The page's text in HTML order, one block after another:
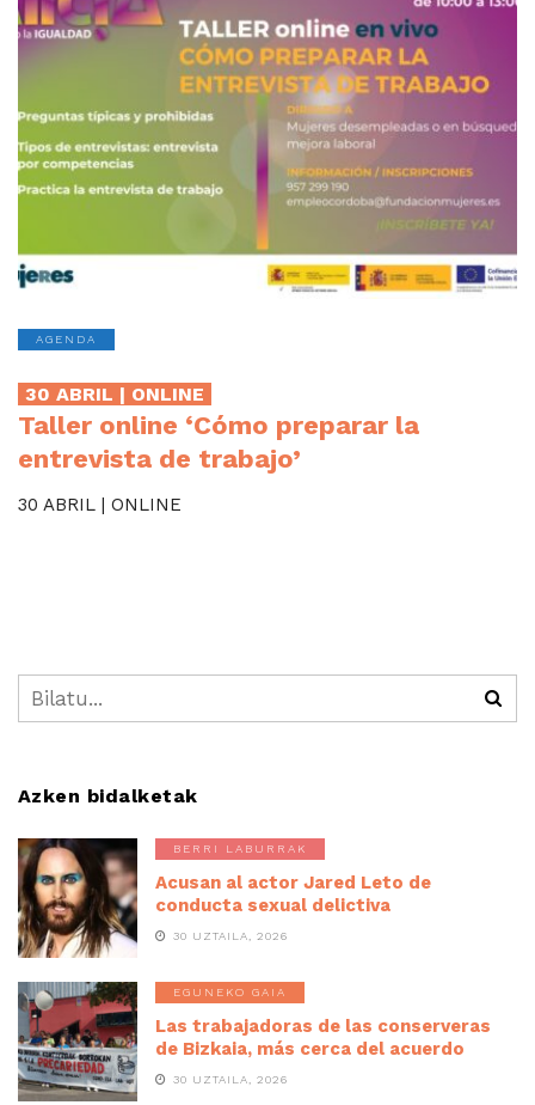
AGENDA
30 ABRIL | ONLINE
Taller online ‘Cómo preparar la
entrevista de trabajo’
30 ABRIL | ONLINE
Azken bidalketak
BERRI LABURRAK
Acusan al actor Jared Leto de
conducta sexual delictiva
30 UZTAILA, 2026
EGUNEKO GAIA
Las trabajadoras de las conserveras
de Bizkaia, más cerca del acuerdo
30 UZTAILA, 2026